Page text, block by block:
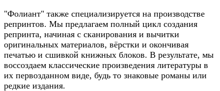
"Фолиант" также специализируется на производстве
репринтов. Мы предлагаем полный цикл создания
репринта, начиная с сканирования и вычитки
оригинальных материалов, вёрстки и окончивая
печатью и сшивкой книжных блоков. В результате, мы
воссоздаем классические произведения литературы в
их первозданном виде, будь то знаковые романы или
редкие издания.